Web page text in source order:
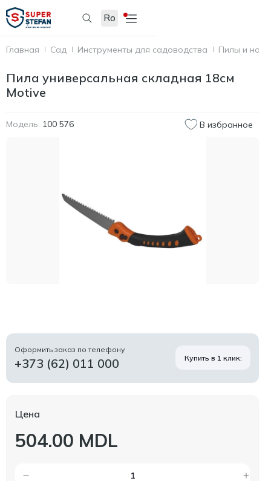
Ro
Главная Сад Инструменты для садоводства Пилы и
Пила универсальная складная 18см
Motive
Модель: 100 576 В избранное
Оформить заказ по телефону
+373 (62) 011 000 Купить в 1 клик:
Цена
504.00 MDL